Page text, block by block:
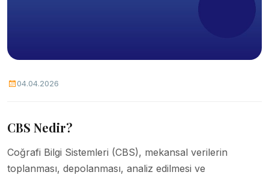
04.04.2026
CBS Nedir?
Coğrafi Bilgi Sistemleri (CBS), mekansal verilerin
toplanması, depolanması, analiz edilmesi ve